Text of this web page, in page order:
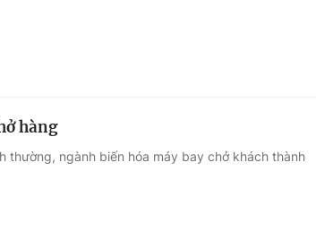
hàng
thường, ngành biến hóa máy bay chở khách thành